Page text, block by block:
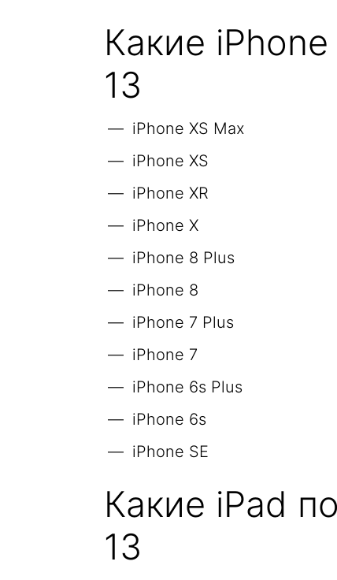
Какие
13
iPhone XS Max
iPhone XS
iPhone XR
iPhone X
iPhone 8 Plus
iPhone 8
iPhone 7 Plus
iPhone 7
iPhone 6s Plus
iPhone 6s
iPhone SE
Какие iPad
13